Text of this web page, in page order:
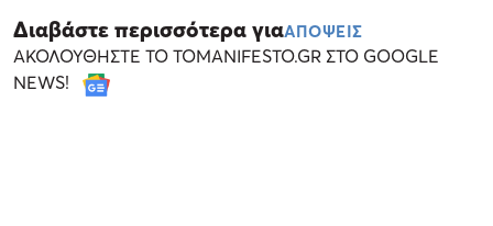
Διαβάστε περισσότερα γιαΑΠΟΨΕΙΣ
ΑΚΟΛΟΥΘΗΣΤΕ ΤΟ TOMANIFESTO.GR ΣΤΟ GOOGLE
NEWS!